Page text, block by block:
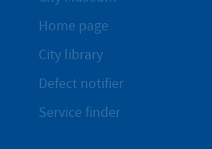
Home page
City library
Defect notifier
Service finder